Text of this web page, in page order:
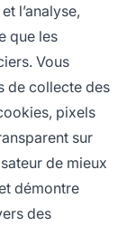
l’analyse,
que les
Vous
de collecte des
pixels
sur
de mieux
démontre
des